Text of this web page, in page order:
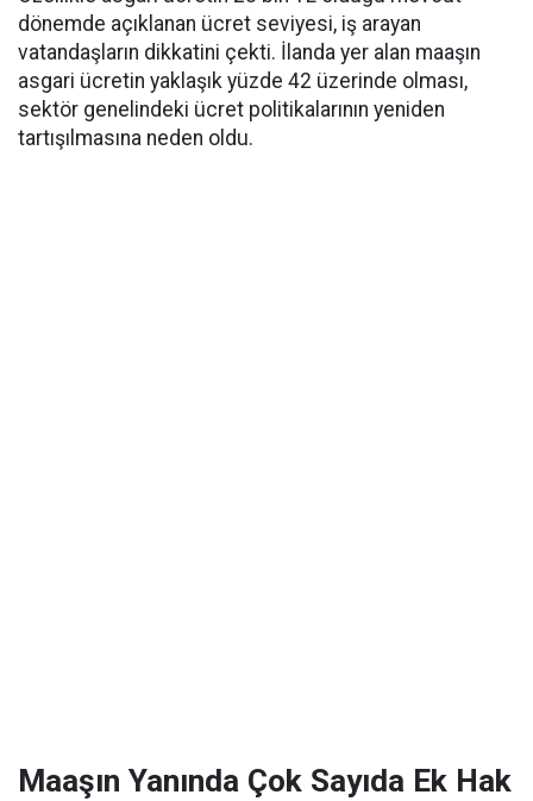
dönemde açıklanan ücret seviyesi, iş arayan
vatandaşların dikkatini çekti. İlanda yer alan maaşın
asgari ücretin yaklaşık yüzde 42 üzerinde olması,
sektör genelindeki ücret politikalarının yeniden
tartışılmasına neden oldu.
Maaşın Yanında Çok Sayıda Ek Hak